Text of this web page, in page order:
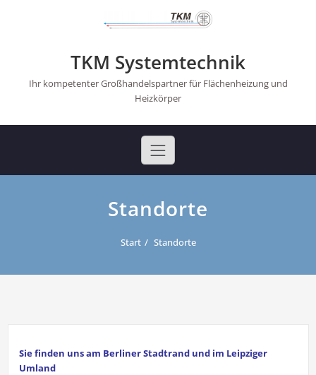
TKM Systemtechnik
Ihr kompetenter Großhandelspartner für Flächenheizung und
Heizkörper
Standorte
Start Standorte
Sie finden uns am Berliner Stadtrand und im Leipziger
Umland